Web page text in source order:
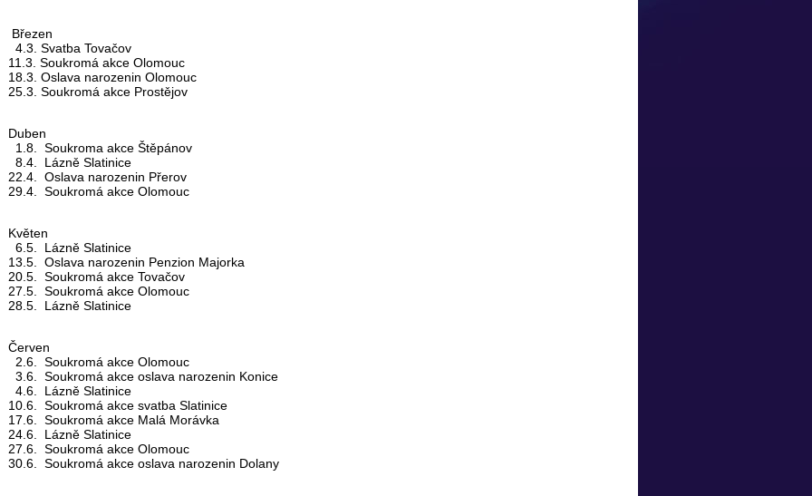
Březen
4.3. Svatba Tovačov
11.3. Soukromá akce Olomouc
18.3. Oslava narozenin Olomouc
25.3. Soukromá akce Prostějov
Duben
1.8. Soukroma akce Štěpánov
8.4. Lázně Slatinice
22.4. Oslava narozenin Přerov
29.4. Soukromá akce Olomouc
Květen
6.5. Lázně Slatinice
13.5. Oslava narozenin Penzion Majorka
20.5. Soukromá akce Tovačov
27.5. Soukromá akce Olomouc
28.5. Lázně Slatinice
Červen
2.6. Soukromá akce Olomouc
3.6. Soukromá akce oslava narozenin Konice
4.6. Lázně Slatinice
10.6. Soukromá akce svatba Slatinice
17.6. Soukromá akce Malá Morávka
24.6. Lázně Slatinice
27.6. Soukromá akce Olomouc
30.6. Soukromá akce oslava narozenin Dolany